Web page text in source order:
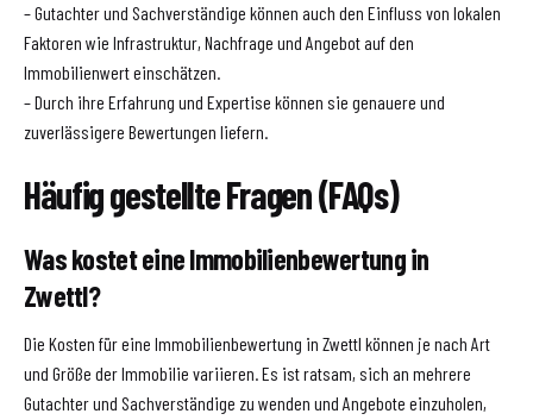
– Gutachter und Sachverständige können auch den Einfluss von lokalen
Faktoren wie Infrastruktur, Nachfrage und Angebot auf den
Immobilienwert einschätzen.
– Durch ihre Erfahrung und Expertise können sie genauere und
zuverlässigere Bewertungen liefern.
Häufig gestellte Fragen (FAQs)
Was kostet eine Immobilienbewertung in
Zwettl?
Die Kosten für eine Immobilienbewertung in Zwettl können je nach Art
und Größe der Immobilie variieren. Es ist ratsam, sich an mehrere
Gutachter und Sachverständige zu wenden und Angebote einzuholen,